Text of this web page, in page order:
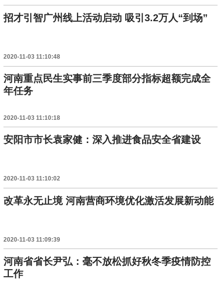
招才引智广州线上活动启动 吸引3.2万人“到场”
2020-11-03 11:10:48
河南重点民生实事前三季度部分指标超额完成全
年任务
2020-11-03 11:10:18
安阳市市长袁家健：深入推进食品安全省建设
2020-11-03 11:10:02
改革永无止境 河南营商环境优化激活发展新动能
2020-11-03 11:09:39
河南省省长尹弘：毫不放松抓好秋冬季疫情防控
工作